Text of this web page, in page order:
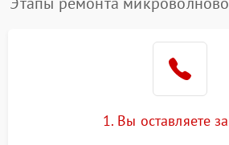
1. Вы оставляете